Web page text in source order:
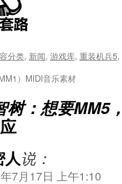
分类, 新闻, 游戏库, 重装机兵5,
）MIDI音乐素材
树：想要MM5
人说：
7月17日 上午1:10